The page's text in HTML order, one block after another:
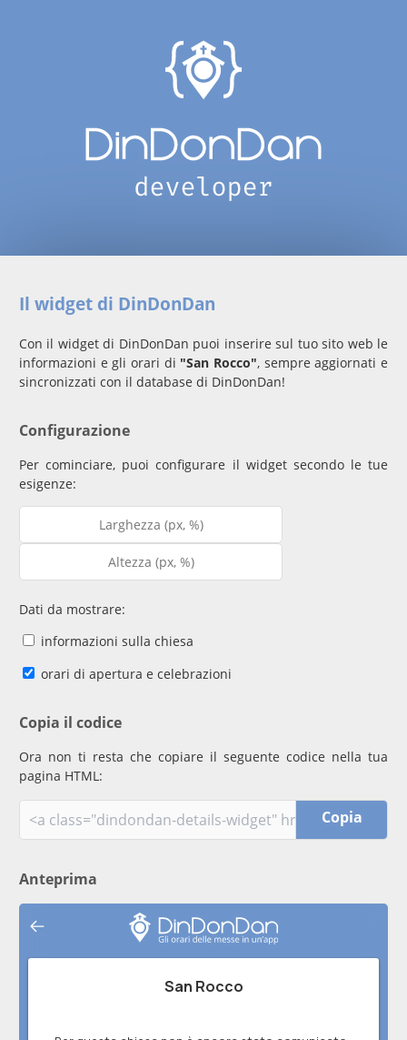
Il widget di DinDonDan
Con il widget di DinDonDan puoi inserire sul tuo sito web le
informazioni e gli orari di "San Rocco", sempre aggiornati e
sincronizzati con il database di DinDonDan!
Configurazione
Per cominciare, puoi configurare il widget secondo le tue
esigenze:
Dati da mostrare:
informazioni sulla chiesa
orari di apertura e celebrazioni
Copia il codice
Ora non ti resta che copiare il seguente codice nella tua
pagina HTML:
Copia
Anteprima